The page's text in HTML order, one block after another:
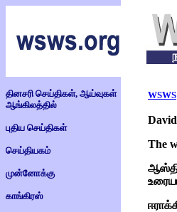
தினசரி செய்திகள், ஆய்வுகள்
ஆங்கிலத்தில்
புதிய செய்திகள்
செய்தியகம்
முன்னோக்கு
காங்கிரஸ்
WSWS
The